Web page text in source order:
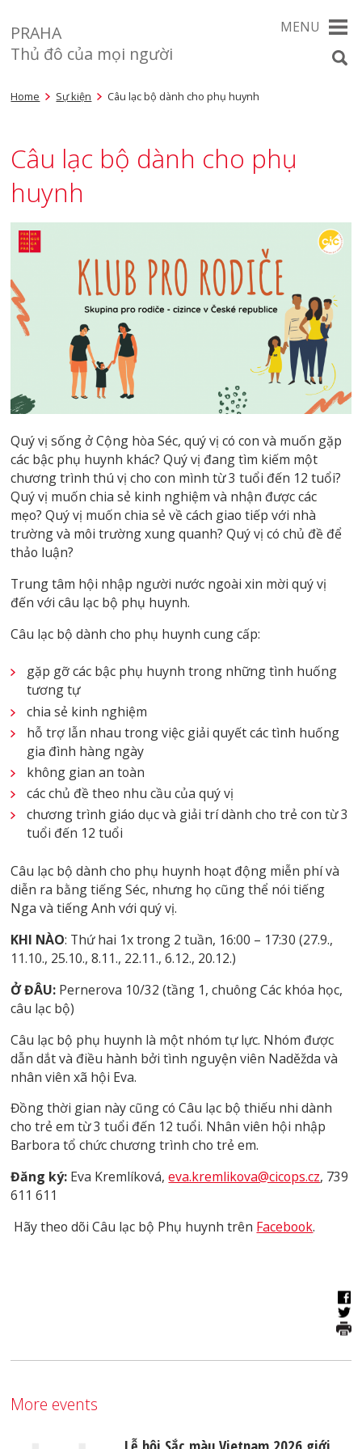
PRAHA
Thủ đô của mọi người
MENU
Home Sự kiện Câu lạc bộ dành cho phụ huynh
Câu lạc bộ dành cho phụ
huynh
Quý vị sống ở Cộng hòa Séc, quý vị có con và muốn gặp
các bậc phụ huynh khác? Quý vị đang tìm kiếm một
chương trình thú vị cho con mình từ 3 tuổi đến 12 tuổi?
Quý vị muốn chia sẻ kinh nghiệm và nhận được các
mẹo? Quý vị muốn chia sẻ về cách giao tiếp với nhà
trường và môi trường xung quanh? Quý vị có chủ đề để
thảo luận?
Trung tâm hội nhập người nước ngoài xin mời quý vị
đến với câu lạc bộ phụ huynh.
Câu lạc bộ dành cho phụ huynh cung cấp:
gặp gỡ các bậc phụ huynh trong những tình huống
tương tự
chia sẻ kinh nghiệm
hỗ trợ lẫn nhau trong việc giải quyết các tình huống
gia đình hàng ngày
không gian an toàn
các chủ đề theo nhu cầu của quý vị
chương trình giáo dục và giải trí dành cho trẻ con từ 3
tuổi đến 12 tuổi
Câu lạc bộ dành cho phụ huynh hoạt động miễn phí và
diễn ra bằng tiếng Séc, nhưng họ cũng thể nói tiếng
Nga và tiếng Anh với quý vị.
KHI NÀO: Thứ hai 1x trong 2 tuần, 16:00 – 17:30 (27.9.,
11.10., 25.10., 8.11., 22.11., 6.12., 20.12.)
Ở ĐÂU: Pernerova 10/32 (tầng 1, chuông Các khóa học,
câu lạc bộ)
Câu lạc bộ phụ huynh là một nhóm tự lực. Nhóm được
dẫn dắt và điều hành bởi tình nguyện viên Naděžda và
nhân viên xã hội Eva.
Đồng thời gian này cũng có Câu lạc bộ thiếu nhi dành
cho trẻ em từ 3 tuổi đến 12 tuổi. Nhân viên hội nhập
Barbora tổ chức chương trình cho trẻ em.
Đăng ký: Eva Kremlíková,eva.kremlikova@cicops.cz, 739
611 611
Hãy theo dõi Câu lạc bộ Phụ huynh trên Facebook.
More events